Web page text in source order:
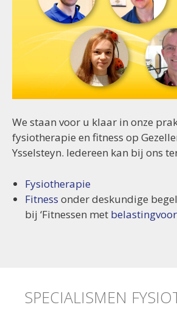
We staan voor u klaar in onze
fysiotherapie en fitness op
Ysselsteyn. Iedereen kan bij ons
Fysiotherapie
Fitness onder deskundige
bij ‘Fitnessen met
SPECIALISMEN